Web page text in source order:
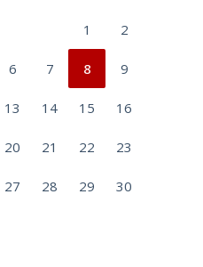
1 2
6 7 8 9
13 14 15 16
20 21 22 23
27 28 29 30